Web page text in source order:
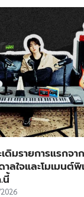
มรายการแรกจาก
ลใจและโมเมนต์
นี้